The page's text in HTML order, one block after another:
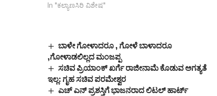
In "ಕಲ್ಯಾಣಸಿರಿ ವಿಶೇಷ"
ಬಾಳೇ ಗೋಳಾದರೂ , ಗೋಳೆ ಬಾಳಾದರೂ
,ಗೋಳಾಡಲಿಲ್ಲದ ಮಂಜಪ್ಪ
ಸಚಿವ ಪ್ರಿಯಾಂಕ್‌ ಖರ್ಗೆ ರಾಜೀನಾಮೆ‌ ಕೊಡುವ ಅಗತ್ಯತೆ
ಇಲ್ಲ: ಗೃಹ ಸಚಿವ ಪರಮೇಶ್ವರ
ಎಚ್ ಎನ್ ಪ್ರಶಸ್ತಿಗೆ ಭಾಜನರಾದ ಲಿಟಲ್ ಹಾರ್ಟ್